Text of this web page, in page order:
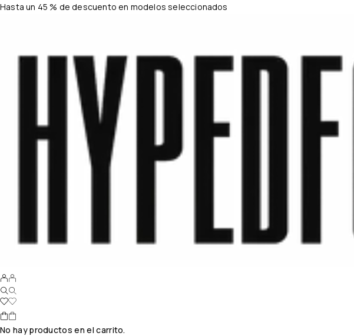
Hasta un 45 % de descuento en modelos seleccionados
No hay productos en el carrito.